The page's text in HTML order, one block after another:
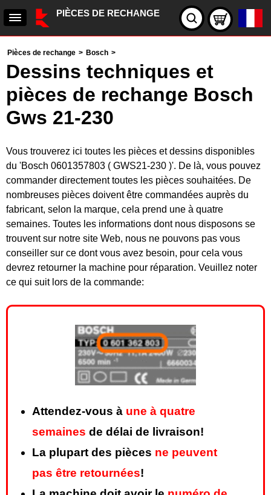
PIÈCES DE RECHANGE
Pièces de rechange > Bosch >
Dessins techniques et
pièces de rechange Bosch
Gws 21-230
Vous trouverez ici toutes les pièces et dessins disponibles
du 'Bosch 0601357803 ( GWS21-230 )'. De là, vous pouvez
commander directement toutes les pièces souhaitées. De
nombreuses pièces doivent être commandées auprès du
fabricant, selon la marque, cela prend une à quatre
semaines. Toutes les informations dont nous disposons se
trouvent sur notre site Web, nous ne pouvons pas vous
conseiller sur ce dont vous avez besoin, pour cela vous
devrez retourner la machine pour réparation. Veuillez noter
ce qui suit lors de la commande:
Attendez-vous à une à quatre
semaines de délai de livraison!
La plupart des pièces ne peuvent
pas être retournées!